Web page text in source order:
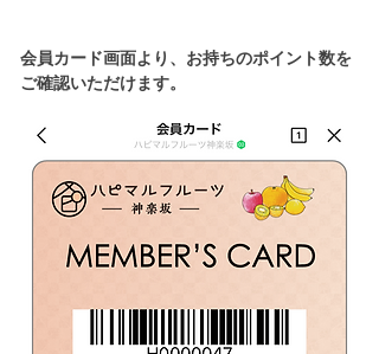
会員カード画面より、お持ちのポイント数を
ご確認いただけます。